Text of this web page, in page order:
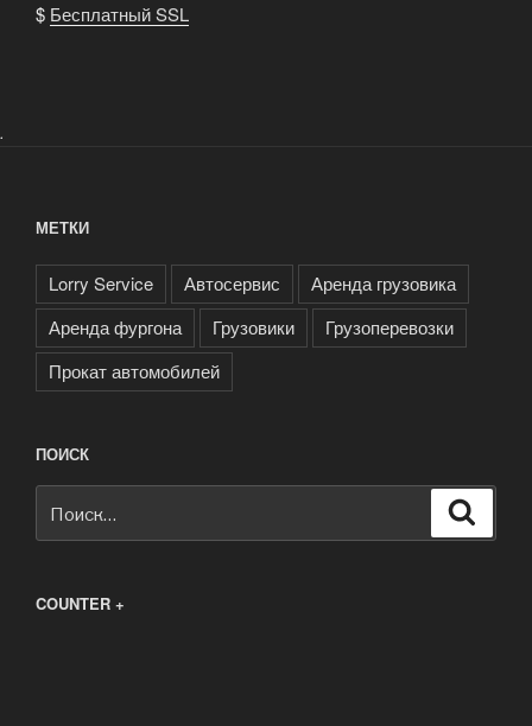
$ Бесплатный SSL
.
МЕТКИ
Lorry Service Автосервис
Аренда грузовика
Аренда фургона
Грузовики
Грузоперевозки
Прокат автомобилей
ПОИСК
COUNTER +